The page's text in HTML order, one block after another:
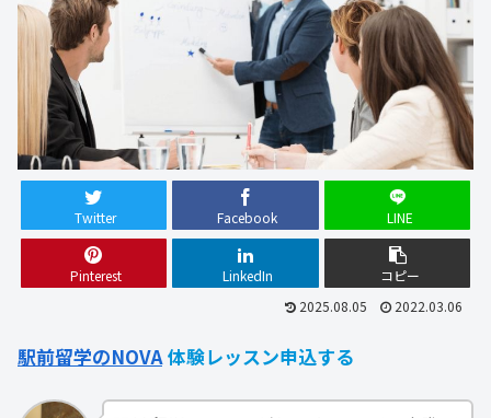
Twitter Facebook LINE
Pinterest LinkedIn
コピー
2025.08.05
2022.03.06
駅前留学のNOVA 体験レッスン申込する